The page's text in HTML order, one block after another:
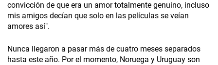
convicción de que era un amor totalmente genuino, incluso
mis amigos decían que solo en las películas se veían
amores así".
Nunca llegaron a pasar más de cuatro meses separados
hasta este año. Por el momento, Noruega y Uruguay son